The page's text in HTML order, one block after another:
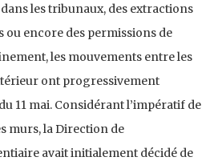
les tribunaux, des extractions
ou encore des permissions de
les mouvements entre les
ont progressivement
11 mai. Considérant l’impératif de
murs, la Direction de
avait initialement décidé de